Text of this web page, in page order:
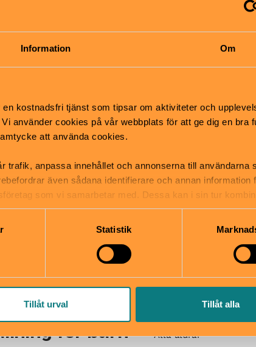
Information Om
kostnadsfri tjänst som tipsar om aktiviteter och
använder cookies på vår webbplats för att ge dig en bra
att använda cookies.
trafik, anpassa innehållet och annonserna till användarna
även sådana identifierare och annan information
som vi samarbetar med. Dessa kan i sin tur
eller som de har samlat in när du har använt
Statistik
Tillåt urval Tillåt alla
finns låtsasdjur för de mindre
0–6 år
Kliv in i en lekmiljö
uppländska miljöer
handelsbod och ett
kök. Här går allt att
när man tittar in
upptäcka vad som
för barn
Tropiska
Alla åldrar